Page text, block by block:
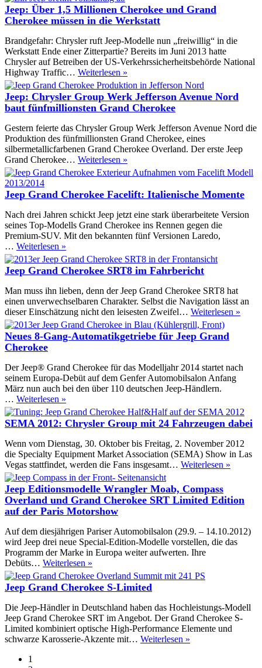
Grand
Cherokee
Overland:
Viel
dran
und
Jeep: Über 1,5 Millionen Cherokee und Grand
Cherokee müssen in die Werkstatt
Brandgefahr: Chrysler ruft Jeep-Modelle nun „freiwillig“ in die
Werkstatt Ende einer Zitterpartie? Bereits im Juni 2013 hatte
Chrysler auf Betreiben der US-Verkehrssicherheitsbehörde National
Highway Traffic… Weiterlesen »
Über
1,5
Millionen
Cherokee
und
Grand
Cherokee
in
die
Jeep: Chrysler Group Werk Jefferson Avenue Nord
baut fünfmillionsten Grand Cherokee
Gestern feierte das Chrysler Group Werk Jefferson Avenue Nord die
Produktion des fünfmillionsten Grand Cherokee, eines
silbermetallicfarbenen Grand Cherokee Overland. Der erste Jeep
Grand Cherokee… Weiterlesen »
Chrysler
Group
Werk
Jefferson
Avenue
Nord
baut
Grand
Cherokee
Jeep Grand Cherokee Facelift: Italienische Momente
Nach drei Jahren schickt Jeep jetzt eine stark überarbeitete Version
seines Top-Modells Grand Cherokee ins Rennen gegen die
Premium-SUV. Mit den bekannten fünf Versionen Laredo,
… Weiterlesen »
Grand
Cherokee
Facelift:
Italienische
Momente
Jeep Grand Cherokee SRT8 im Fahrbericht
Man muss ihn lieben, denn der Jeep Grand Cherokee SRT8 hat
einen unverwechselbaren Charakter. Selbst die Navigation lässt an
dieser Einschätzung nicht den leisesten Zweifel… Weiterlesen »
Neues 8-Gang-Automatikgetriebe für Jeep Grand
Cherokee
Der Jeep® Grand Cherokee für das Modelljahr 2014 startet nach
seinem Europa-Debüt auf dem Genfer Automobilsalon Anfang
März nun auch bei den über 110 deutschen Jeep-Händlern.
… Weiterlesen »
8-
Gang-
Automatikgetriebe
für
Jeep
Grand
Cherokee
SEMA 2012: Chrysler Group mit 24 Fahrzeugen dabei
Wenn vom Dienstag, 30. Oktober bis Freitag, 2. November 2012
die Specialty Equipment Market Association (SEMA) Show in Las
Vegas stattfindet, werden die Fans insgesamt… Weiterlesen »
Group
mit
dabei
Jeep Editionsmodelle Wrangler Moab, Compass
Overland und Grand Cherokee SRT Limited Edition
auf der Paris Motorshow
Auf dem diesjährigen Pariser Automobilsalon (29.9. – 14.10.2012)
wird Jeep drei neue Special-Edition-Modelle vorstellen, die das
Programm der Marke in Europa weiter aufwerten. Ihre
Debüts… Weiterlesen »
Editionsmodelle
Wrangler
Moab,
Compass
Overland
und
Grand
Jeep Grand Cherokee S-Limited
Die Jeep-Händler in Deutschland haben das Hochleistungs-Modell
Jeep Grand Cherokee SRT im Angebot. Der Grand Cherokee S-
Limited kombiniert optische High-Performance Elemente und
schwarze Karosserie-Akzente mit… Weiterlesen »
1